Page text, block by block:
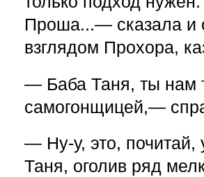
Про­ша...— сказала и
взглядом Про­хора,
— Баба Таня, ты нам
самогонщицей,—
— Ну-у, это,
Таня, оголив ряд